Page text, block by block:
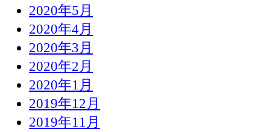
2020年5月
2020年4月
2020年3月
2020年2月
2020年1月
2019年12月
2019年11月